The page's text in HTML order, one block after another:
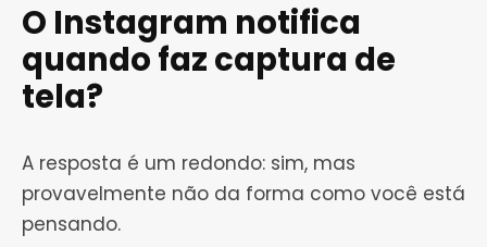
O Instagram notifica
quando faz captura de
tela?
A resposta é um redondo: sim, mas
provavelmente não da forma como você está
pensando.